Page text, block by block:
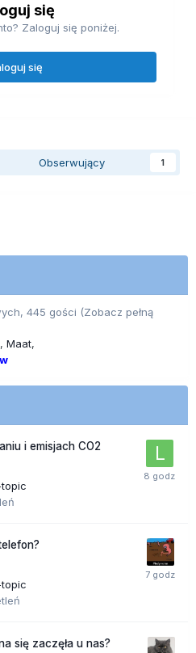
się
Zaloguj się poniżej.
się
Obserwujący 1
445 gości (Zobacz pełną
Maat
i emisjach CO2
się zaczęła u nas?